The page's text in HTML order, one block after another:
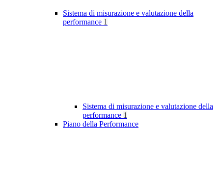
Sistema di misurazione e valutazione della
performance 1
Sistema di misurazione e valutazione della
performance 1
Piano della Performance